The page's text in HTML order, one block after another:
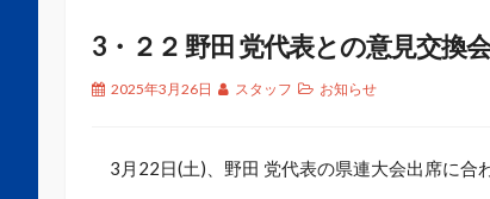
3・２２ 野田 党代表との意見交換会
2025年3月26日 スタッフ お知らせ
3月22日(土)、野田 党代表の県連大会出席に合